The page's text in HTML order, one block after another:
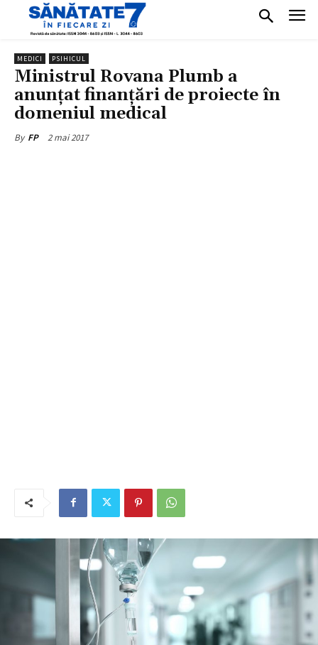
MEDICI PSIHICUL
Ministrul Rovana Plumb a
anunțat finanțări de proiecte în
domeniul medical
By FP 2 mai 2017